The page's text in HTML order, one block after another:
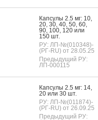
Кап­су­лы 2.5 мг: 10,
20, 30, 40, 50, 60,
90, 100, 120 или
150 шт.
РУ: ЛП-№(010348)-
(РГ-RU) от 28.05.25
Предыдущий РУ:
ЛП-000115
Кап­су­лы 2.5 мг: 14,
20 или 30 шт.
РУ: ЛП-№(011874)-
(РГ-RU) от 26.09.25
Предыдущий РУ: